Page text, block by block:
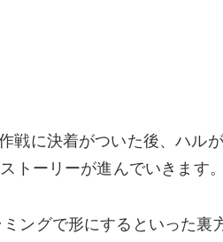
戦に決着がついた後、ハル
トーリーが進んでいきます。
ングで形にするといった裏